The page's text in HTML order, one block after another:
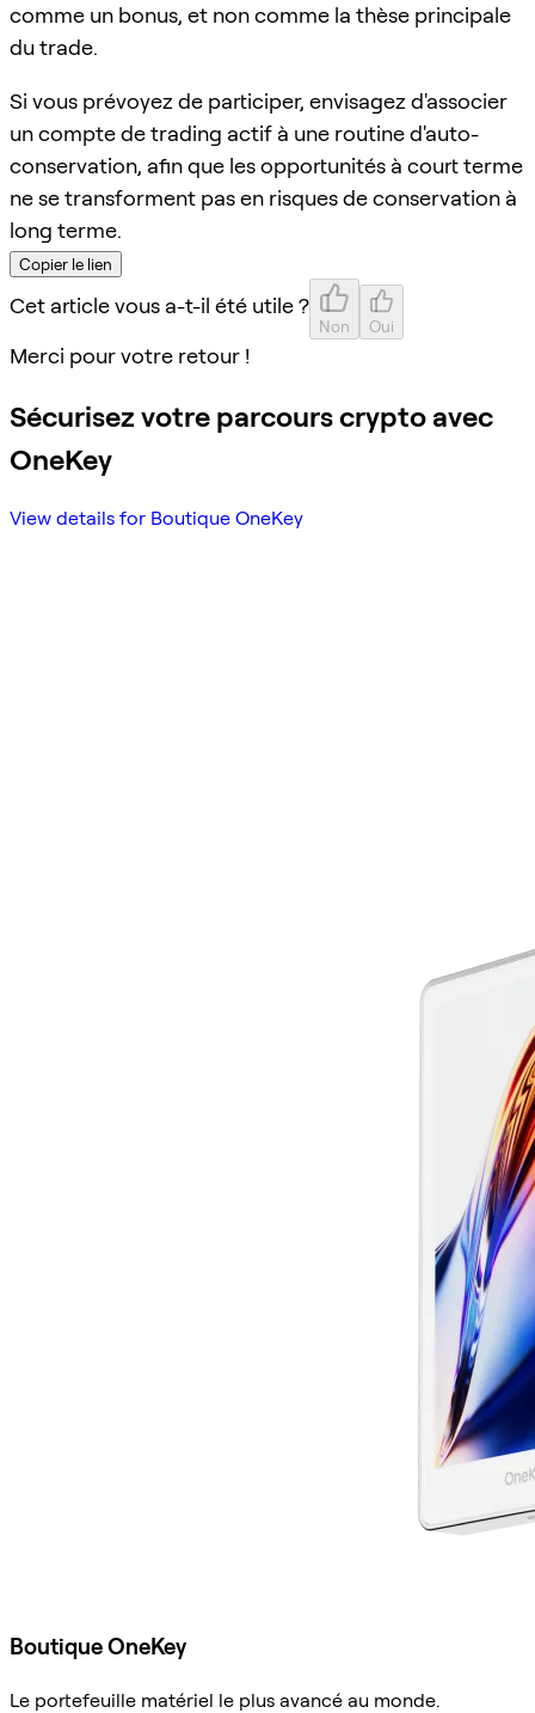
comme un bonus, et non comme la thèse principale
du trade.
Si vous prévoyez de participer, envisagez d'associer
un compte de trading actif à une routine d'auto-
conservation, afin que les opportunités à court terme
ne se transforment pas en risques de conservation à
long terme.
Copier le lien
Cet article vous a-t-il été utile ?
Non Oui
Merci pour votre retour !
Sécurisez votre parcours crypto avec
OneKey
View details for Boutique OneKey
Boutique OneKey
Le portefeuille matériel le plus avancé au monde.